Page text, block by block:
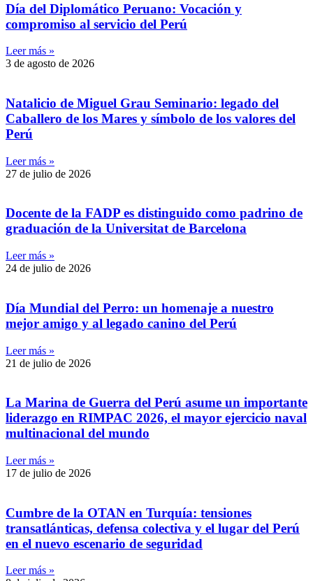
Día del Diplomático Peruano: Vocación y
compromiso al servicio del Perú
Leer más »
3 de agosto de 2026
Natalicio de Miguel Grau Seminario: legado del
Caballero de los Mares y símbolo de los valores del
Perú
Leer más »
27 de julio de 2026
Docente de la FADP es distinguido como padrino de
graduación de la Universitat de Barcelona
Leer más »
24 de julio de 2026
Día Mundial del Perro: un homenaje a nuestro
mejor amigo y al legado canino del Perú
Leer más »
21 de julio de 2026
La Marina de Guerra del Perú asume un importante
liderazgo en RIMPAC 2026, el mayor ejercicio naval
multinacional del mundo
Leer más »
17 de julio de 2026
Cumbre de la OTAN en Turquía: tensiones
transatlánticas, defensa colectiva y el lugar del Perú
en el nuevo escenario de seguridad
Leer más »